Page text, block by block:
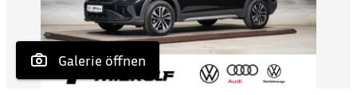
Galerie öffnen